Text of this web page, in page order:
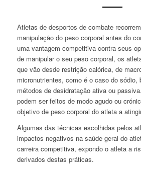
Atletas de desportos de combate
manipulação do peso corporal antes do
uma vantagem competitiva contra seus
de manipular o seu peso corporal, os
que vão desde restrição calórica, de
micronutrientes, como é o caso do sódio,
métodos de desidratação ativa ou
podem ser feitos de modo agudo ou
objetivo de peso corporal do atleta a
Algumas das técnicas escolhidas pelos
impactos negativos na saúde geral do
carreira competitiva, expondo o atleta a
derivados destas práticas.